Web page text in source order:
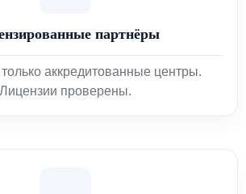
партнёры
аккредитованные центры.
Лицензии проверены.